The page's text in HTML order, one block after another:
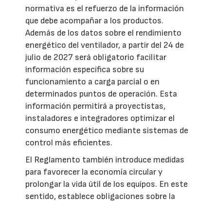
normativa es el refuerzo de la información
que debe acompañar a los productos.
Además de los datos sobre el rendimiento
energético del ventilador, a partir del 24 de
julio de 2027 será obligatorio facilitar
información específica sobre su
funcionamiento a carga parcial o en
determinados puntos de operación. Esta
información permitirá a proyectistas,
instaladores e integradores optimizar el
consumo energético mediante sistemas de
control más eficientes.
El Reglamento también introduce medidas
para favorecer la economía circular y
prolongar la vida útil de los equipos. En este
sentido, establece obligaciones sobre la